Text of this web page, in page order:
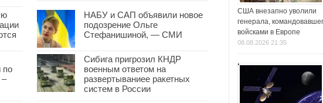
НАБУ и САП объявили новое
подозрение Ольге
Стефанишиной, — СМИ
по
–
Сибига пригрозил КНДР
военным ответом на
развертываниее ракетных
систем в России
США внезапно уволили
генерала,
войсками в Европе
08.08.2026 21:35